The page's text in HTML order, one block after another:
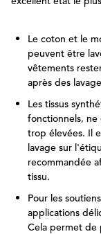
Le coton et le
peuvent être
vêtements
après des
Les tissus
fonctionnels, ne
trop élevées. Il
lavage sur
recommandée
tissu.
Pour les
applications
Cela permet de